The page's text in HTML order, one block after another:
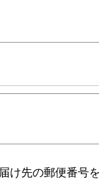
け先の郵便番号